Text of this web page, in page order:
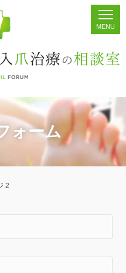
検索
ォーム
2